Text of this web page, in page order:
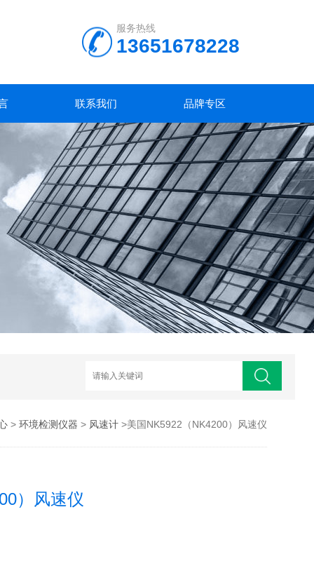
服务热线
13651678228
联系我们 品牌专区
> 环境检测仪器 > 风速计>美国NK5922（NK4200）风速仪
）风速仪